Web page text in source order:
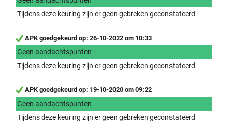
Tijdens deze keuring zijn er geen gebreken geconstateerd
APK goedgekeurd op: 26-10-2022 om 10:33
Geen aandachtspunten
Tijdens deze keuring zijn er geen gebreken geconstateerd
APK goedgekeurd op: 19-10-2020 om 09:22
Geen aandachtspunten
Tijdens deze keuring zijn er geen gebreken geconstateerd